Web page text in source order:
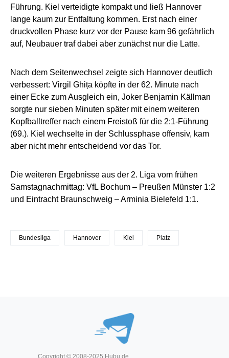
Führung. Kiel verteidigte kompakt und ließ Hannover
lange kaum zur Entfaltung kommen. Erst nach einer
druckvollen Phase kurz vor der Pause kam 96 gefährlich
auf, Neubauer traf dabei aber zunächst nur die Latte.
Nach dem Seitenwechsel zeigte sich Hannover deutlich
verbessert: Virgil Ghița köpfte in der 62. Minute nach
einer Ecke zum Ausgleich ein, Joker Benjamin Källman
sorgte nur sieben Minuten später mit einem weiteren
Kopfballtreffer nach einem Freistoß für die 2:1-Führung
(69.). Kiel wechselte in der Schlussphase offensiv, kam
aber nicht mehr entscheidend vor das Tor.
Die weiteren Ergebnisse aus der 2. Liga vom frühen
Samstagnachmittag: VfL Bochum – Preußen Münster 1:2
und Eintracht Braunschweig – Arminia Bielefeld 1:1.
Bundesliga Hannover Kiel Platz
Copyright © 2008-2025 Hubu.de